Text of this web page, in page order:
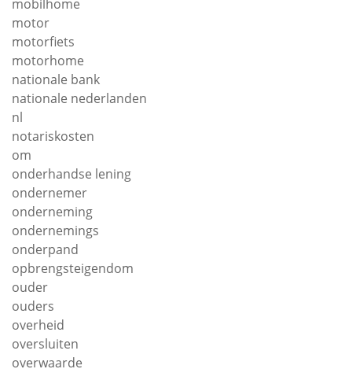
mobilhome
motor
motorfiets
motorhome
nationale bank
nationale nederlanden
nl
notariskosten
om
onderhandse lening
ondernemer
onderneming
ondernemings
onderpand
opbrengsteigendom
ouder
ouders
overheid
oversluiten
overwaarde